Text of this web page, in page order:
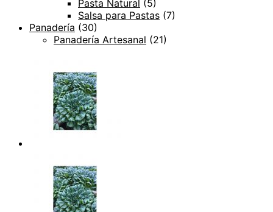
Pasta Natural (5)
Salsa para Pastas (7)
Panadería (30)
Panadería Artesanal (21)